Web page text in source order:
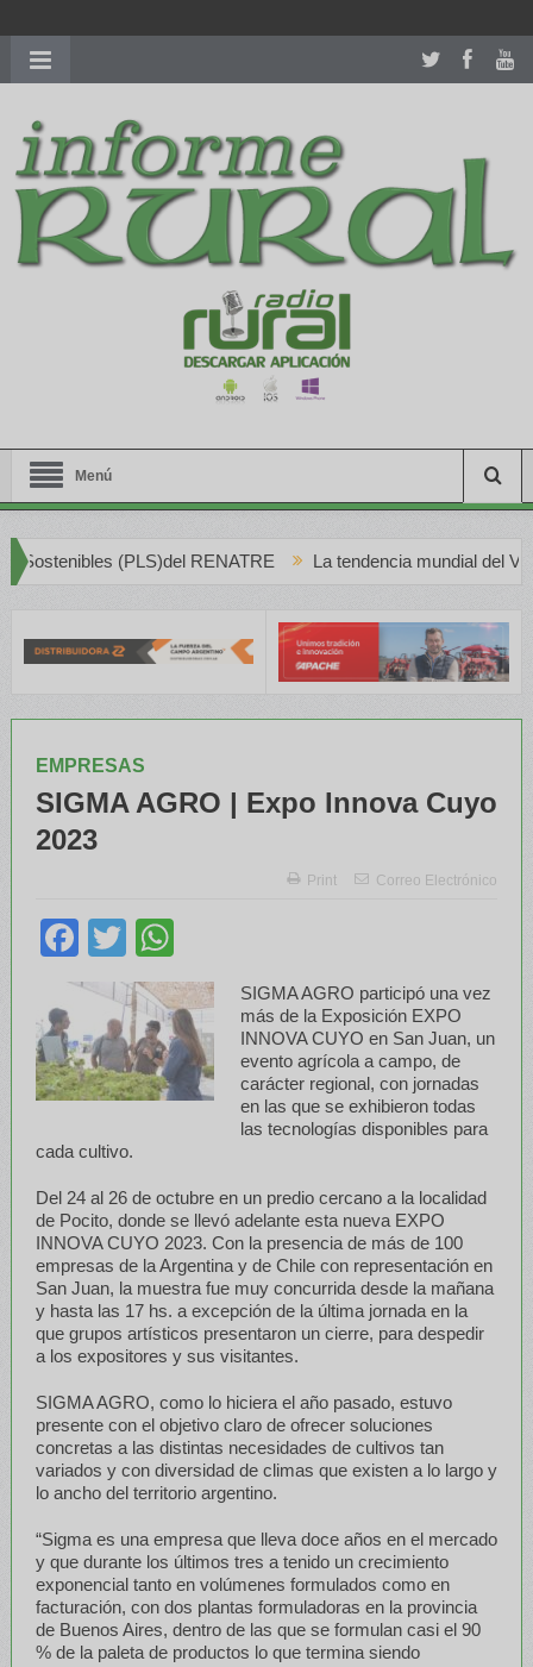
richardmillereplica
women.patekphilippe.tofor sale in usa recognized command with
dining room table ceremony. welcome to our
perfectwatches.is
shop. best youngsexdoll.comwith professional customer
services. 1: 1 design high
https://reallydiamond.com/
Menú
RENATRE La tendencia mundial del Vino Blanco en Creciente
EMPRESAS
SIGMA AGRO | Expo Innova Cuyo
2023
Print Correo Electrónico
Facebook
Twitter
SIGMA AGRO participó una vez
más de la Exposición EXPO
INNOVA CUYO en San Juan, un
evento agrícola a campo, de
carácter regional, con jornadas
en las que se exhibieron todas
las tecnologías disponibles para
cada cultivo.
Del 24 al 26 de octubre en un predio cercano a la localidad
de Pocito, donde se llevó adelante esta nueva EXPO
INNOVA CUYO 2023. Con la presencia de más de 100
empresas de la Argentina y de Chile con representación en
San Juan, la muestra fue muy concurrida desde la mañana
y hasta las 17 hs. a excepción de la última jornada en la
que grupos artísticos presentaron un cierre, para despedir
a los expositores y sus visitantes.
SIGMA AGRO, como lo hiciera el año pasado, estuvo
presente con el objetivo claro de ofrecer soluciones
concretas a las distintas necesidades de cultivos tan
variados y con diversidad de climas que existen a lo largo y
lo ancho del territorio argentino.
“Sigma es una empresa que lleva doce años en el mercado
y que durante los últimos tres a tenido un crecimiento
exponencial tanto en volúmenes formulados como en
facturación, con dos plantas formuladoras en la provincia
de Buenos Aires, dentro de las que se formulan casi el 90
% de la paleta de productos lo que termina siendo